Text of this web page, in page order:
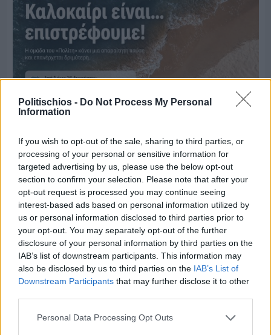
Politischios - Do Not Process My Personal
Information
If you wish to opt-out of the sale, sharing to third parties, or
processing of your personal or sensitive information for
targeted advertising by us, please use the below opt-out
section to confirm your selection. Please note that after your
opt-out request is processed you may continue seeing
interest-based ads based on personal information utilized by
us or personal information disclosed to third parties prior to
your opt-out. You may separately opt-out of the further
disclosure of your personal information by third parties on the
IAB’s list of downstream participants. This information may
also be disclosed by us to third parties on the IAB’s List of
Downstream Participants that may further disclose it to other
Personal Data Processing Opt Outs
Πριν 8 ημέρες
Μία μικρή αλλά αναγκαία ανάπαυλα για την
ομάδα του «Πολίτη»